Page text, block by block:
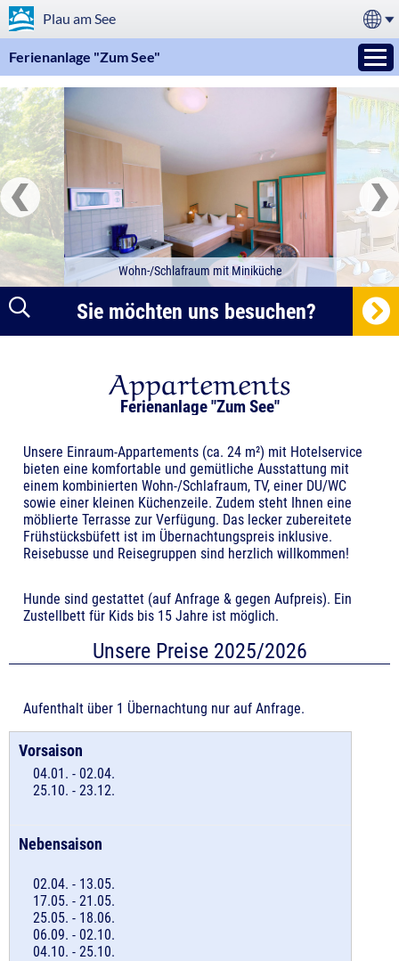
Plau am See
Ferienanlage "Zum See"
Wohn-/Schlafraum mit Miniküche
Sie möchten uns besuchen?
Appartements
Ferienanlage "Zum See"
Unsere Einraum-Appartements (ca. 24 m²) mit Hotelservice
bieten eine komfortable und gemütliche Ausstattung mit
einem kombinierten Wohn-/Schlafraum, TV, einer DU/WC
sowie einer kleinen Küchenzeile. Zudem steht Ihnen eine
möblierte Terrasse zur Verfügung. Das lecker zubereitete
Frühstücksbüfett ist im Übernachtungspreis inklusive.
Reisebusse und Reisegruppen sind herzlich willkommen!
Hunde sind gestattet (auf Anfrage & gegen Aufpreis). Ein
Zustellbett für Kids bis 15 Jahre ist möglich.
Unsere Preise 2025/2026
Aufenthalt über 1 Übernachtung nur auf Anfrage.
04.01. - 02.04.
25.10. - 23.12.
02.04. - 13.05.
17.05. - 21.05.
25.05. - 18.06.
06.09. - 02.10.
04.10. - 25.10.